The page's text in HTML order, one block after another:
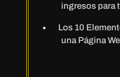
ingresos para
Los 10
una Página